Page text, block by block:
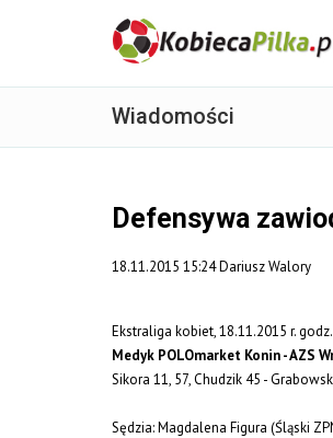
Wiadomości
Defensywa
18.11.2015 15:24 Dariusz Walory
Ekstraliga kobiet, 18.11.2015 r.
Medyk POLOmarket Konin - AZS
Sikora 11, 57, Chudzik 45 -
Sędzia: Magdalena Figura (Śląski